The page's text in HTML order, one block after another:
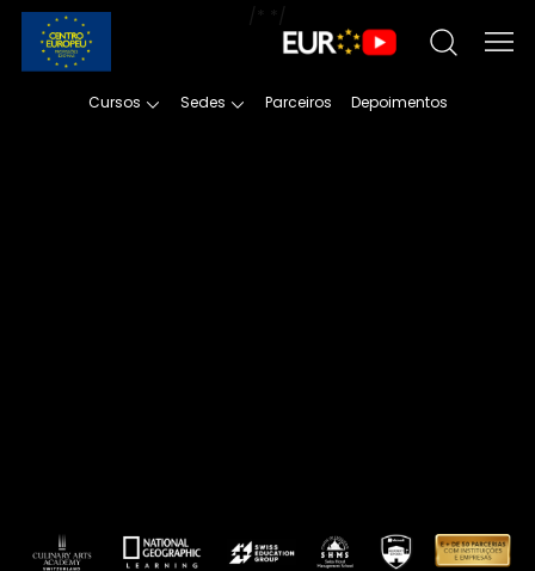
Cursos Sedes Parceiros Depoimentos
/* */